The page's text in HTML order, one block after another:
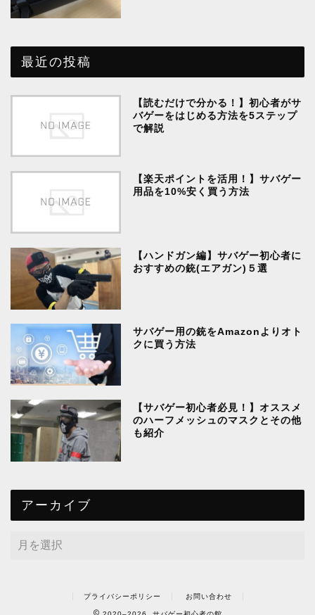
最近の投稿
【読むだけで分かる！】初心者がサ
バゲーをはじめる方法を5ステップ
で解説
【楽天ポイントを活用！】サバゲー
用品を10%安く買う方法
【ハンドガン編】サバゲー初心者に
おすすめの銃(エアガン)５選
サバゲー用の銃をAmazonよりオト
クに買う方法
【サバゲー初心者必見！】オススメ
のハーフメッシュのマスクとその他
も紹介
アーカイブ
プライバシーポリシー お問い合わせ